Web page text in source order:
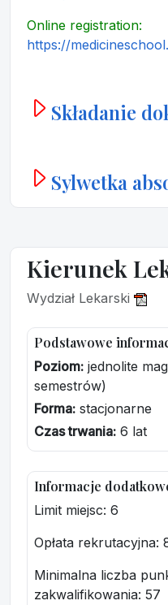
Online registration:
https://
Składanie
Sylwetka
Kierunek
Wydział Lekarski
Podstawowe
Poziom: jednolite
semestrów)
Forma: stacjonarne
Czas trwania: 6 lat
Informacje
Limit miejsc: 6
Opłata rekrutacyjna:
Minimalna liczba
zakwalifikowania: 57